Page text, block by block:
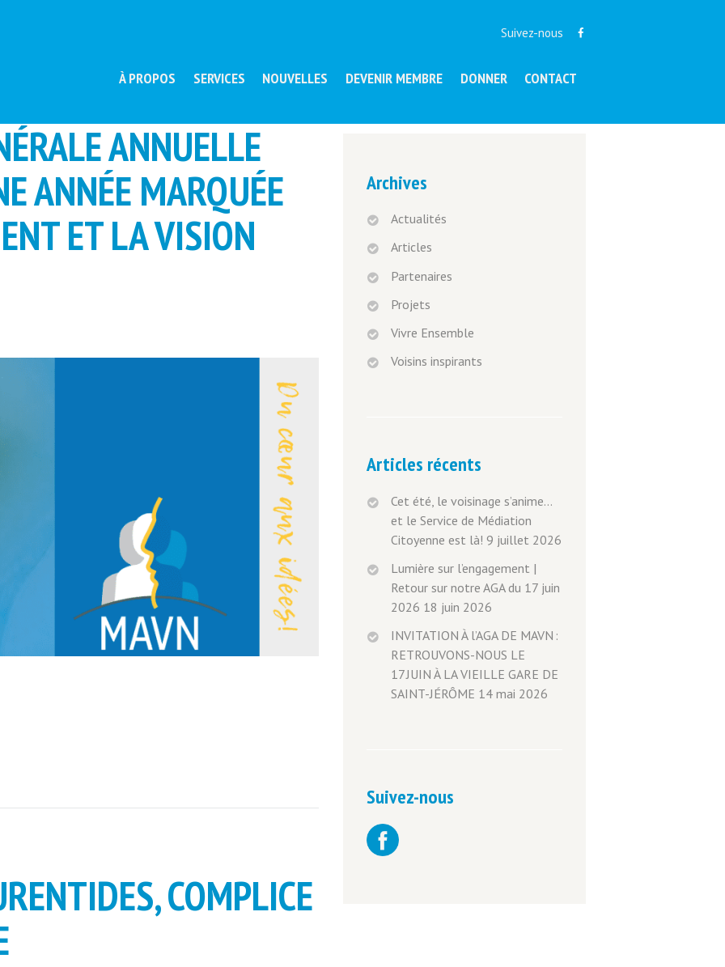
Suivez-nous
À PROPOS SERVICES NOUVELLES DEVENIR MEMBRE DONNER CONTACT
ANNUELLE
ANNÉE MARQUÉE
ET LA VISION
COMPLICE
Archives
Actualités
Articles
Partenaires
Projets
Vivre Ensemble
Voisins inspirants
Articles récents
Cet été, le voisinage s’anime…
et le Service de Médiation
Citoyenne est là! 9 juillet 2026
Lumière sur l’engagement |
Retour sur notre AGA du 17 juin
2026 18 juin 2026
INVITATION À l’AGA DE MAVN :
RETROUVONS-NOUS LE
17 JUIN À LA VIEILLE GARE DE
SAINT-JÉRÔME 14 mai 2026
Suivez-nous